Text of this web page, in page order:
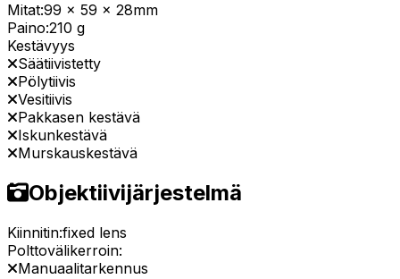
Mitat:99 x 59 x 28mm
Paino:210 g
Kestävyys
Säätiivistetty
Pölytiivis
Vesitiivis
Pakkasen kestävä
Iskunkestävä
Murskauskestävä
Objektiivijärjestelmä
Kiinnitin:fixed lens
Polttovälikerroin:
Manuaalitarkennus